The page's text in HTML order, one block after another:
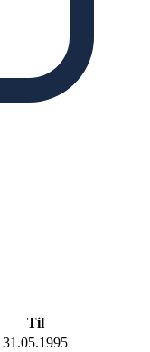
Til
31.05.1995